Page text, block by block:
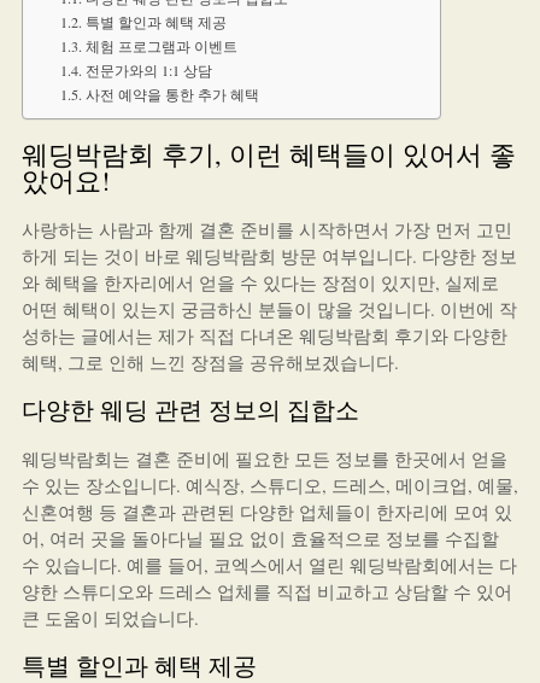
특별 할인과 혜택 제공
체험 프로그램과 이벤트
전문가와의 1:1 상담
사전 예약을 통한 추가 혜택
웨딩박람회 후기, 이런 혜택들이 있어서 좋
았어요!
사랑하는 사람과 함께 결혼 준비를 시작하면서 가장 먼저 고민
하게 되는 것이 바로 웨딩박람회 방문 여부입니다. 다양한 정보
와 혜택을 한자리에서 얻을 수 있다는 장점이 있지만, 실제로
어떤 혜택이 있는지 궁금하신 분들이 많을 것입니다. 이번에 작
성하는 글에서는 제가 직접 다녀온 웨딩박람회 후기와 다양한
혜택, 그로 인해 느낀 장점을 공유해보겠습니다.
다양한 웨딩 관련 정보의 집합소
웨딩박람회는 결혼 준비에 필요한 모든 정보를 한곳에서 얻을
수 있는 장소입니다. 예식장, 스튜디오, 드레스, 메이크업, 예물,
신혼여행 등 결혼과 관련된 다양한 업체들이 한자리에 모여 있
어, 여러 곳을 돌아다닐 필요 없이 효율적으로 정보를 수집할
수 있습니다. 예를 들어, 코엑스에서 열린 웨딩박람회에서는 다
양한 스튜디오와 드레스 업체를 직접 비교하고 상담할 수 있어
큰 도움이 되었습니다.
특별 할인과 혜택 제공